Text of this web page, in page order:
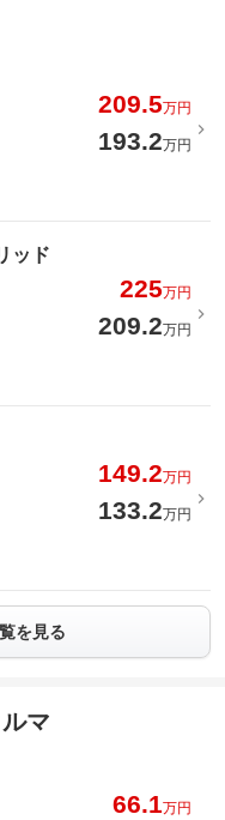
209.5万円
193.2万円
ッド
225万円
209.2万円
149.2万円
133.2万円
を見る
マ
66.1万円